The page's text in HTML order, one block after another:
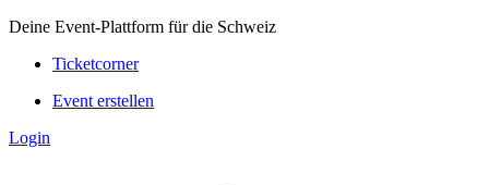
Deine Event-Plattform für die Schweiz
Ticketcorner
Event erstellen
Login